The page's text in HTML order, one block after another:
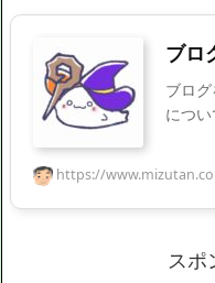
ブロ
ブロ
につ
https://
スポ